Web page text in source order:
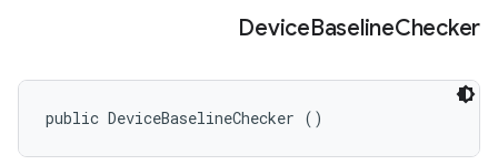
DeviceBaselineChecker
public DeviceBaselineChecker ()